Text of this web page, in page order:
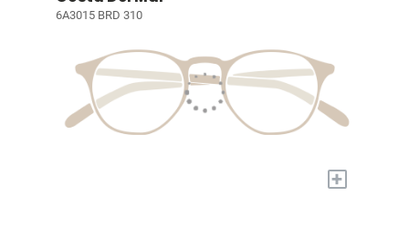
6A3015 BRD 310
+